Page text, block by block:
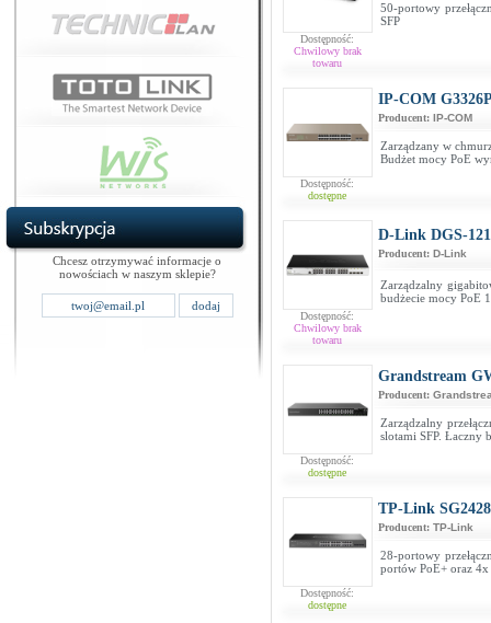
Chcesz otrzymywać informacje o
nowościach w naszym sklepie?
Dostępność:
Chwilowy brak
towaru
50-portowy
SFP
Dostępność:
dostępne
IP-COM
Producent: IP-COM
Zarządzany w
Budżet mocy PoE
Dostępność:
Chwilowy brak
towaru
D-Link DGS-
Producent: D-Link
Zarządzalny
budżecie mocy PoE
Dostępność:
dostępne
Grandstream
Producent:
Zarządzalny
slotami SFP. Łaczny
Dostępność:
dostępne
TP-Link
Producent: TP-Link
28-portowy
portów PoE+ oraz 4x